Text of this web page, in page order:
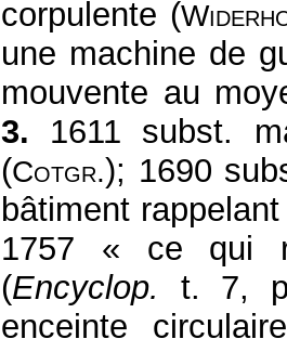
corpulente (
une machine de
mouvente au
3. 1611 subst.
(Cotgr.); 1690
bâtiment
1757 « ce qui
(Encyclop.
t. 7,
enceinte